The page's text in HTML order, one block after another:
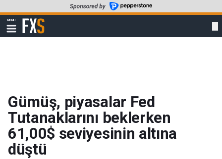
to
main
content
MENU
Show
navigation
FXStreet
Gümüş, piyasalar Fed
Tutanaklarını beklerken
61,00$ seviyesinin altına
düştü